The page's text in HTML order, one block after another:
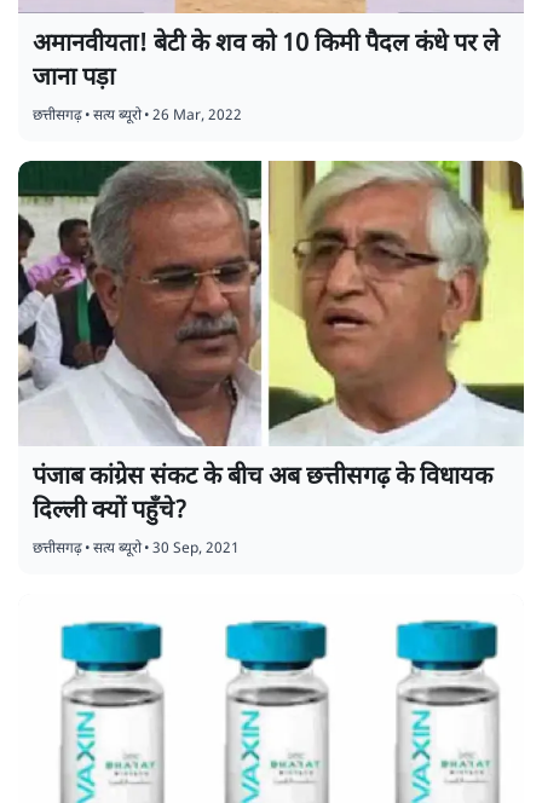
अमानवीयता! बेटी के शव को 10 किमी पैदल कंधे पर ले
जाना पड़ा
छत्तीसगढ़•सत्य ब्यूरो•26 Mar, 2022
पंजाब कांग्रेस संकट के बीच अब छत्तीसगढ़ के विधायक
दिल्ली क्यों पहुँचे?
छत्तीसगढ़•सत्य ब्यूरो•30 Sep, 2021